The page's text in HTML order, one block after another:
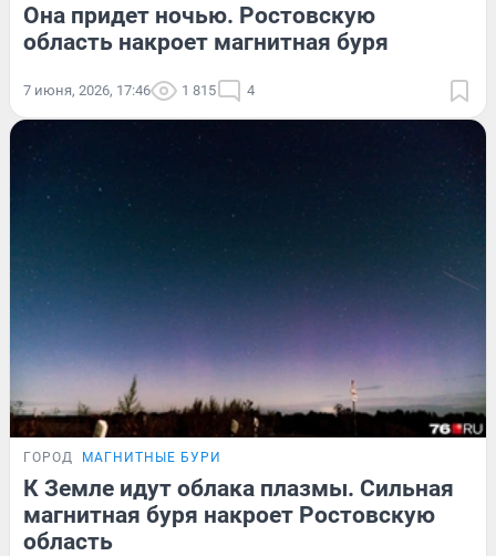
Она придет ночью. Ростовскую
область накроет магнитная буря
7 июня, 2026, 17:46 1 815 4
ГОРОД МАГНИТНЫЕ БУРИ
К Земле идут облака плазмы. Сильная
магнитная буря накроет Ростовскую
область